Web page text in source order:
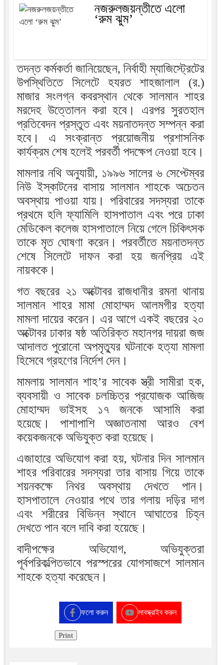
নজরুলজয়ন্তীতে এলো
‘রুম ঝুম’
তদন্ত কর্মকর্তা জানিয়েছেন, নির্বাহী ম্যাজিস্ট্রেটের
উপস্থিতিতে সিলেটে হযরত শাহজালাল (র.)
মাজার সংলগ্ন কবরস্থান থেকে সালমান শাহর
মরদেহ উত্তোলন করা হবে। এরপর সুরতহাল
প্রতিবেদন প্রস্তুত এবং ময়নাতদন্ত সম্পন্ন করা
হবে। এ সংক্রান্ত প্রয়োজনীয় প্রশাসনিক
কার্যক্রম শেষ হলেই পরবর্তী পদক্ষেপ নেওয়া হবে।
মামলার নথি অনুযায়ী, ১৯৯৬ সালের ৬ সেপ্টেম্বর
নিউ ইস্কাটনের বাসায় সালমান শাহকে অচেতন
অবস্থায় পাওয়া যায়। পরিবারের সদস্যরা তাকে
প্রথমে হলি ফ্যামিলি হাসপাতাল এবং পরে ঢাকা
মেডিকেল কলেজ হাসপাতালে নিয়ে গেলে চিকিৎসক
তাকে মৃত ঘোষণা করেন। পরবর্তীতে ময়নাতদন্ত
শেষে সিলেটে দাফন করা হয় জনপ্রিয় এই
নায়ককে।
গত বছরের ২১ অক্টোবর রাজধানীর রমনা থানায়
সালমান শাহর মামা মোহাম্মদ আলমগীর হত্যা
মামলা দায়ের করেন। এর আগে একই বছরের ২০
অক্টোবর ঢাকার ষষ্ঠ অতিরিক্ত মহানগর দায়রা জজ
আদালত পুরোনো অপমৃত্যুর ঘটনাকে হত্যা মামলা
হিসেবে গ্রহণের নির্দেশ দেন।
মামলায় সালমান শাহ’র সাবেক স্ত্রী সামীরা হক,
ব্যবসায়ী ও সাবেক চলচ্চিত্র প্রযোজক আজিজ
মোহাম্মদ ভাইসহ ১৭ জনকে আসামি করা
হয়েছে। পাশাপাশি অজ্ঞাতনামা আরও বেশ
কয়েকজনকে অভিযুক্ত করা হয়েছে।
এজাহারে অভিযোগ করা হয়, ঘটনার দিন সালমান
শাহর পরিবারের সদস্যরা তার বাসায় গিয়ে তাকে
শয়নকক্ষে নিথর অবস্থায় দেখতে পান।
হাসপাতালে নেওয়ার পথে তার গলায় দড়ির দাগ
এবং শরীরের বিভিন্ন স্থানে আঘাতের চিহ্ন
দেখতে পান বলে দাবি করা হয়েছে।
বাদীপক্ষের অভিযোগ, অভিযুক্তরা
পূর্বপরিকল্পিতভাবে পরস্পরের যোগসাজশে সালমান
শাহকে হত্যা করেছেন।
ফলো করুন সাবস্ক্রাইব করুন
Print